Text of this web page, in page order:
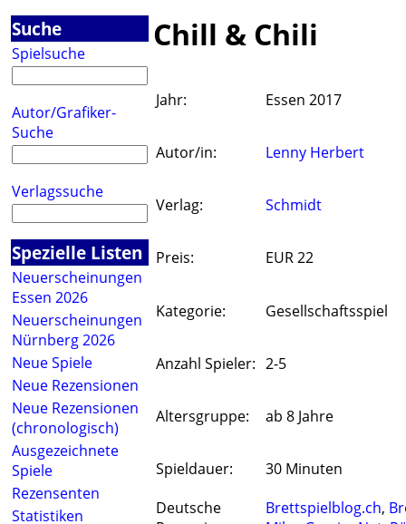
Suche
Spielsuche
Autor/Grafiker-
Suche
Verlagssuche
Spezielle Listen
Neuerscheinungen
Essen 2026
Neuerscheinungen
Nürnberg 2026
Neue Spiele
Neue Rezensionen
Neue Rezensionen
(chronologisch)
Ausgezeichnete
Spiele
Rezensenten
Statistiken
Chill & Chili
Jahr: Essen 2017
Autor/in: Lenny Herbert
Verlag: Schmidt
Preis: EUR 22
Kategorie: Gesellschaftsspiel
Anzahl Spieler: 2-5
Altersgruppe: ab 8 Jahre
Spieldauer:
30 Minuten
Deutsche
Brettspielblog.ch,